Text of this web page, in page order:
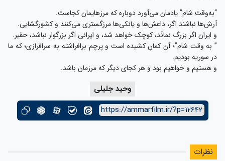
“به‌وقت شام” یادمان می‌آورد دوباره که مرزهایمان کجاست.
آرش‌ها نباشند اگر، داعش‌ها و یانکی‌ها مرزگستری می‌کنند و کشورگشایی.
و ایران اگر بزرگ نمانَد، کوچک خواهد شد، و ایرانی اگر بزرگوار نباشد، حقیر.
” به وقت شام”؛ آن کمانِ کشیده است و پرچم برافراشته به سرافرازی؛ که ما
در سوریه بودیم.
و هستیم و خواهیم بود و هر کجای دیگر که مرزمان باشد.
وحید جلیلی
https://ammarfilm.ir/?p=12642
نظرات